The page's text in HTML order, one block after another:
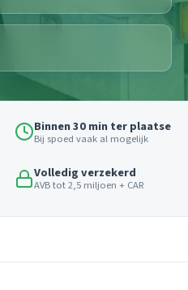
Binnen 30 min ter plaatse
Bij spoed vaak al mogelijk
Volledig verzekerd
AVB tot 2,5 miljoen + CAR